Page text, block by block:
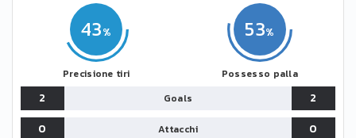
43
Precisione tiri
53
Possesso palla
2 Goals
2
0
Attacchi
0